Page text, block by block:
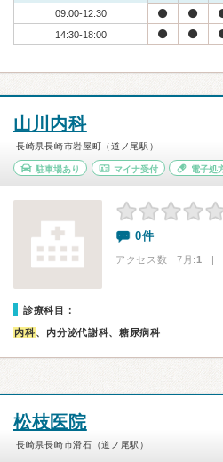
09:00-12:30
14:30-18:00
山川内科
長崎県長崎市岩屋町（道ノ尾駅）
駐車場あり マイナ受付 電子処
0件
アクセス数 7月:1 |
診療科目：
内科、内分泌代謝科、糖尿病科
松枝医院
長崎県長崎市滑石（道ノ尾駅）